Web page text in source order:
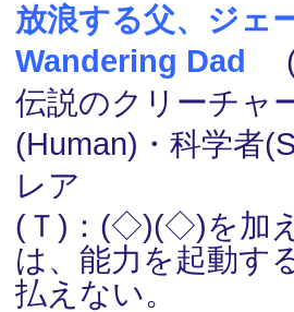
放浪する父、ジェ
Wandering Dad (
伝説のクリーチャ
(Human)・科学者
レア
(Ｔ)：(◇)(◇)を加
は、能力を起動す
払えない。